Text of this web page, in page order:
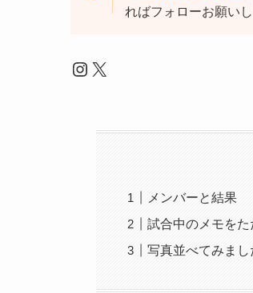
ればフォローお願い
Instagram
X
メンバーと結果
試合中のメモを
写真並べてみまし